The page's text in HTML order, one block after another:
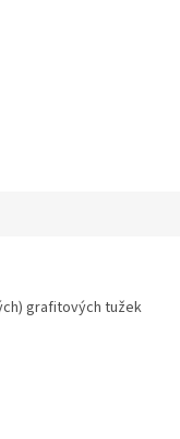
grafitových tužek